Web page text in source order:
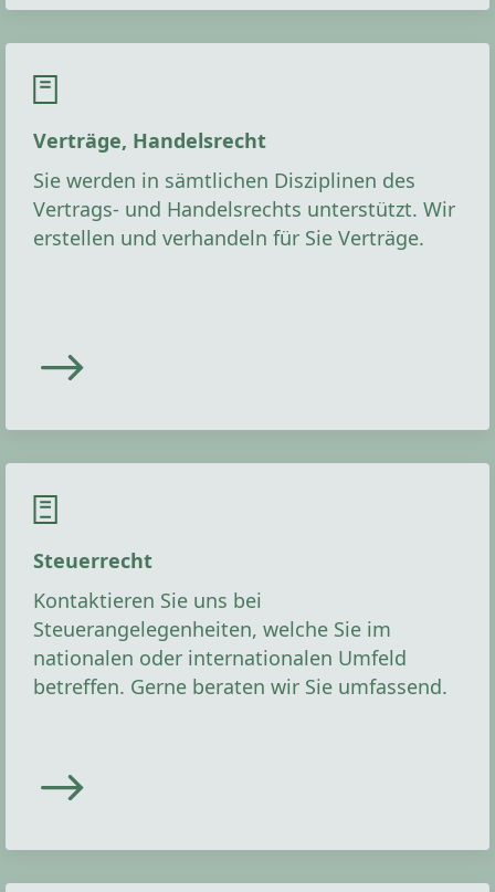
Verträge, Handelsrecht
Sie werden in sämtlichen Disziplinen des
Vertrags- und Handelsrechts unterstützt. Wir
erstellen und verhandeln für Sie Verträge.
Steuerrecht
Kontaktieren Sie uns bei
Steuerangelegenheiten, welche Sie im
nationalen oder internationalen Umfeld
betreffen. Gerne beraten wir Sie umfassend.